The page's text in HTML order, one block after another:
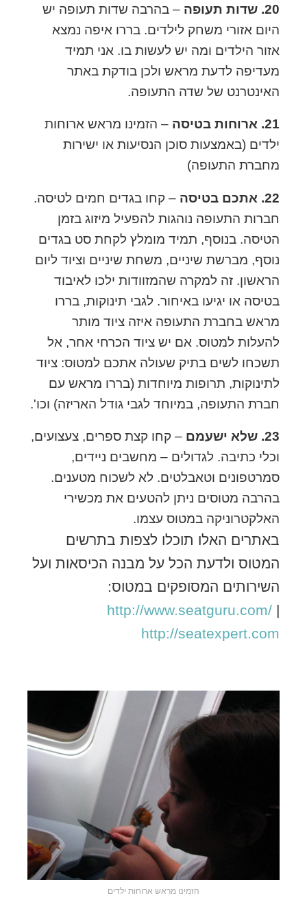
20. שדות תעופה
– בהרבה שדות תעופה יש
היום אזורי משחק לילדים. בררו איפה נמצא
אזור הילדים ומה יש לעשות בו. אני תמיד
מעדיפה לדעת מראש ולכן בודקת באתר
האינטרנט של שדה התעופה.
21. ארוחות בטיסה
– הזמינו מראש ארוחות
ילדים (באמצעות סוכן הנסיעות או ישירות
מחברת התעופה)
22. אתכם בטיסה
– קחו בגדים חמים לטיסה.
חברות התעופה נוהגות להפעיל מיזוג בזמן
הטיסה. בנוסף, תמיד מומלץ לקחת סט בגדים
נוסף, מברשת שיניים, משחת שיניים וציוד ליום
הראשון. זה למקרה שהמזוודות ילכו לאיבוד
בטיסה או יגיעו באיחור. לגבי תינוקות, בררו
מראש בחברת התעופה איזה ציוד מותר
להעלות למטוס. אם יש ציוד הכרחי אחר, אל
תשכחו לשים בתיק שעולה אתכם למטוס: ציוד
לתינוקות, תרופות מיוחדות (בררו מראש עם
חברת התעופה, במיוחד לגבי גודל האריזה) וכו'.
23. שלא ישעמם
– קחו קצת ספרים, צעצועים,
וכלי כתיבה. לגדולים – מחשבים ניידים,
סמרטפונים וטאבלטים. לא לשכוח מטענים.
בהרבה מטוסים ניתן להטעים את מכשירי
האלקטרוניקה במטוס עצמו.
באתרים האלו תוכלו לצפות בתרשים
המטוס ולדעת הכל על מבנה הכיסאות ועל
השירותים המסופקים במטוס:
http://www.seatguru.com/
http://seatexpert.com
הזמינו מראש ארוחות ילדים